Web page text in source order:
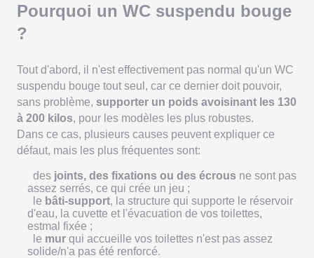
Pourquoi un WC suspendu bouge
?
Tout d'abord, il n'est effectivement pas normal qu'un WC
suspendu bouge tout seul, car ce dernier doit pouvoir,
sans problème, supporter un poids avoisinant les 130
à 200 kilos, pour les modèles les plus robustes.
Dans ce cas, plusieurs causes peuvent expliquer ce
défaut, mais les plus fréquentes sont:
des joints, des fixations ou des écrous ne sont pas
assez serrés, ce qui crée un jeu ;
le bâti-support, la structure qui supporte le réservoir
d'eau, la cuvette et l'évacuation de vos toilettes,
estmal fixée ;
le mur qui accueille vos toilettes n'est pas assez
solide/n'a pas été renforcé.